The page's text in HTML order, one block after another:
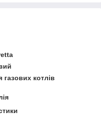
газових котлів